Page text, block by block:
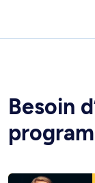
Besoin